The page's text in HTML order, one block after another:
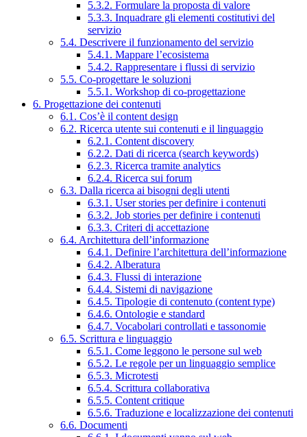
5.3.2. Formulare la proposta di valore
5.3.3. Inquadrare gli elementi costitutivi del
servizio
5.4. Descrivere il funzionamento del servizio
5.4.1. Mappare l’ecosistema
5.4.2. Rappresentare i flussi di servizio
5.5. Co-progettare le soluzioni
5.5.1. Workshop di co-progettazione
6. Progettazione dei contenuti
6.1. Cos’è il content design
6.2. Ricerca utente sui contenuti e il linguaggio
6.2.1. Content discovery
6.2.2. Dati di ricerca (search keywords)
6.2.3. Ricerca tramite analytics
6.2.4. Ricerca sui forum
6.3. Dalla ricerca ai bisogni degli utenti
6.3.1. User stories per definire i contenuti
6.3.2. Job stories per definire i contenuti
6.3.3. Criteri di accettazione
6.4. Architettura dell’informazione
6.4.1. Definire l’architettura dell’informazione
6.4.2. Alberatura
6.4.3. Flussi di interazione
6.4.4. Sistemi di navigazione
6.4.5. Tipologie di contenuto (content type)
6.4.6. Ontologie e standard
6.4.7. Vocabolari controllati e tassonomie
6.5. Scrittura e linguaggio
6.5.1. Come leggono le persone sul web
6.5.2. Le regole per un linguaggio semplice
6.5.3. Microtesti
6.5.4. Scrittura collaborativa
6.5.5. Content critique
6.5.6. Traduzione e localizzazione dei contenuti
6.6. Documenti